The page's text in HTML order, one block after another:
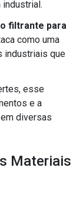
filtrante para
como uma
industriais que
esse
e a
diversas
Materiais